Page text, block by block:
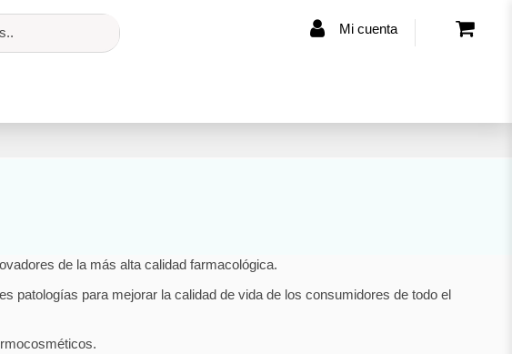
Mi cuenta
de la más alta calidad farmacológica.
patologías para mejorar la calidad de vida de los consumidores de todo el